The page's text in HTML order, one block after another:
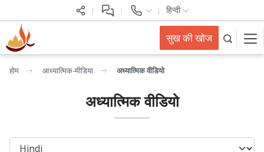
हिन्दी
सुख की खोज
होम आध्यात्मिक-मीडिया अध्यात्मिक वीडियो
अध्यात्मिक वीडियो